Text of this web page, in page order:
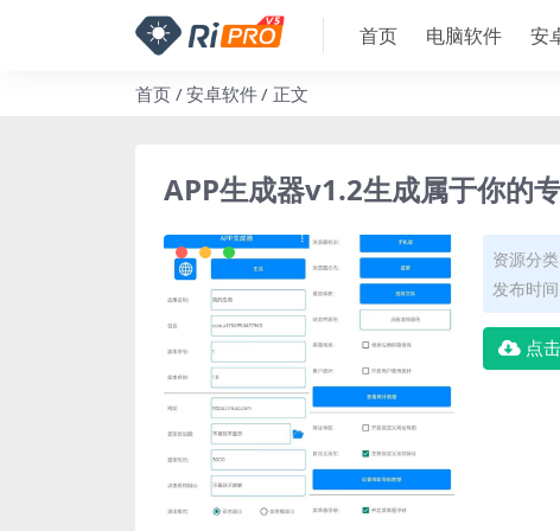
首页 电脑软件 安
首页 安卓软件 正文
APP生成器v1.2生成属于你的
资源分
发布时
点